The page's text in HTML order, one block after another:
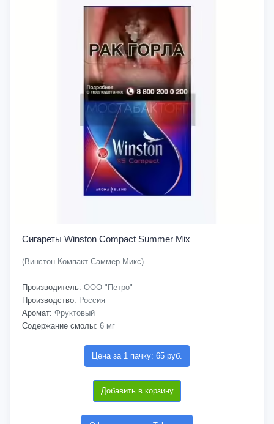
Сигареты Winston Compact Summer Mix
(Винстон Компакт Саммер Микс)
Производитель: ООО "Петро"
Производство: Россия
Аромат: Фруктовый
Содержание смолы: 6 мг
Цена за 1 пачку: 65 руб.
Добавить в корзину